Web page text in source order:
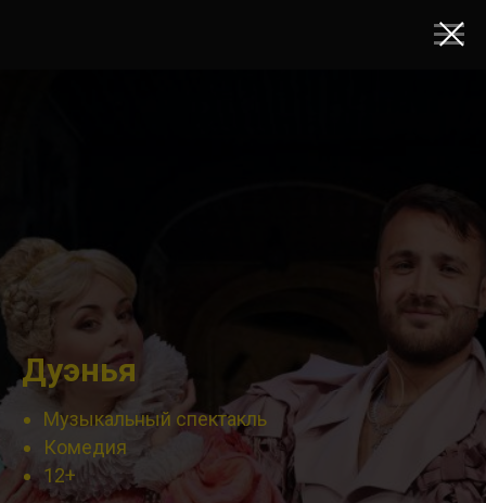
Дуэнья
Музыкальный спектакль
Комедия
12+